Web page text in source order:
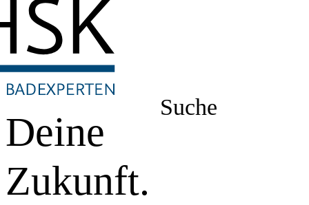
Suche
Deine
Zukunft.